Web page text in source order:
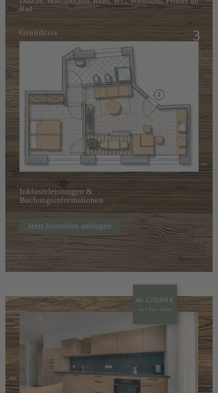
Bad
Grundriss
Inklusivleistungen &
Buchungsinformationen
Jetzt kostenlos anfragen
ab 120,00 €
für 2 Pers./Nacht